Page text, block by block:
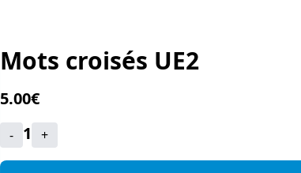
Mots croisés UE2
5.00€
- 1 +